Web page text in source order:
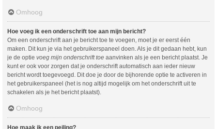
Omhoog
Hoe voeg ik een onderschrift toe aan mijn bericht?
Om een onderschrift aan je bericht toe te voegen, moet je er eerst één
maken. Dit kun je via het gebruikerspaneel doen. Als je dit gedaan hebt, kun
je de optie voeg mijn onderschrift toe aanvinken als je een bericht plaatst. Je
kunt er ook voor zorgen dat je onderschrift automatisch aan ieder nieuw
bericht wordt toegevoegd. Dit doe je door de bijhorende optie te activeren in
het gebruikerspaneel (het is nog altijd mogelijk om het onderschrift uit te
schakelen als je het bericht plaatst).
Omhoog
Hoe maak ik een peiling?